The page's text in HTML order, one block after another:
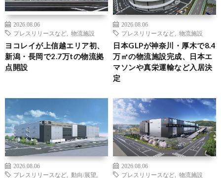
2026.08.06
プレスリリースなど
物流施設
ヨコレイが上信越エリア初、
新潟・長岡で2.7万tの物流拠
点開設
2026.08.06
プレスリリースなど
物流施設
日本GLPが神奈川・厚木で8.4
万㎡の物流施設完成、日本エ
マソンや真栄運輸など入居決
定
2026.08.06
プレスリリースなど
動向/展望
2026.08.06
プレスリリースなど
物流施設